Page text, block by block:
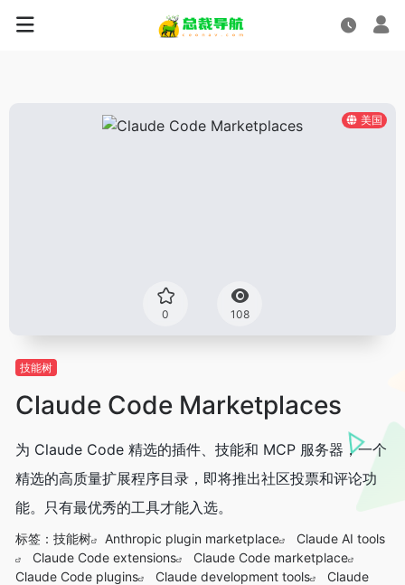
美国
0 108
技能树
Claude Code Marketplaces
为 Claude Code 精选的插件、技能和 MCP 服务器，一个
精选的高质量扩展程序目录，即将推出社区投票和评论功
能。只有最优秀的工具才能入选。
标签： 技能树 Anthropic plugin marketplace
Claude AI tools
Claude Code extensions
Claude Code marketplace
Claude Code plugins
Claude development tools
Claude